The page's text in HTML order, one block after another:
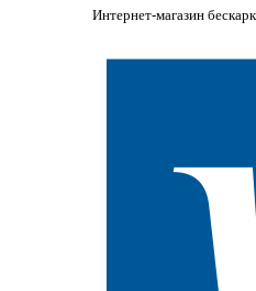
Интернет-магазин